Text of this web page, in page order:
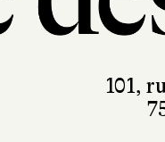
101,